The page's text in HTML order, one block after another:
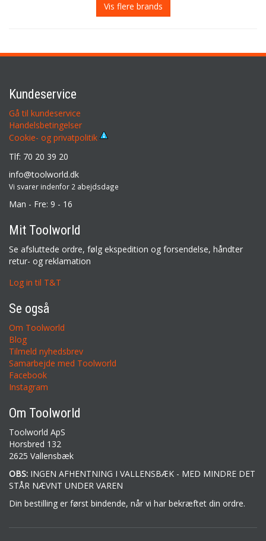
Vis flere brands
Kundeservice
Gå til kundeservice
Handelsbetingelser
Cookie- og privatpolitik
Tlf: 70 20 39 20
info@toolworld.dk
Vi svarer indenfor 2 abejdsdage
Man - Fre: 9 - 16
Mit Toolworld
Se afsluttede ordre, følg ekspedition og forsendelse, håndter
retur- og reklamation
Log in til T&T
Se også
Om Toolworld
Blog
Tilmeld nyhedsbrev
Samarbejde med Toolworld
Facebook
Instagram
Om Toolworld
Toolworld ApS
Horsbred 132
2625 Vallensbæk
OBS: INGEN AFHENTNING I VALLENSBÆK - MED MINDRE DET
STÅR NÆVNT UNDER VAREN
Din bestilling er først bindende, når vi har bekræftet din ordre.